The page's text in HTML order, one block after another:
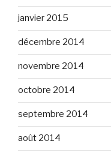
janvier 2015
décembre 2014
novembre 2014
octobre 2014
septembre 2014
août 2014